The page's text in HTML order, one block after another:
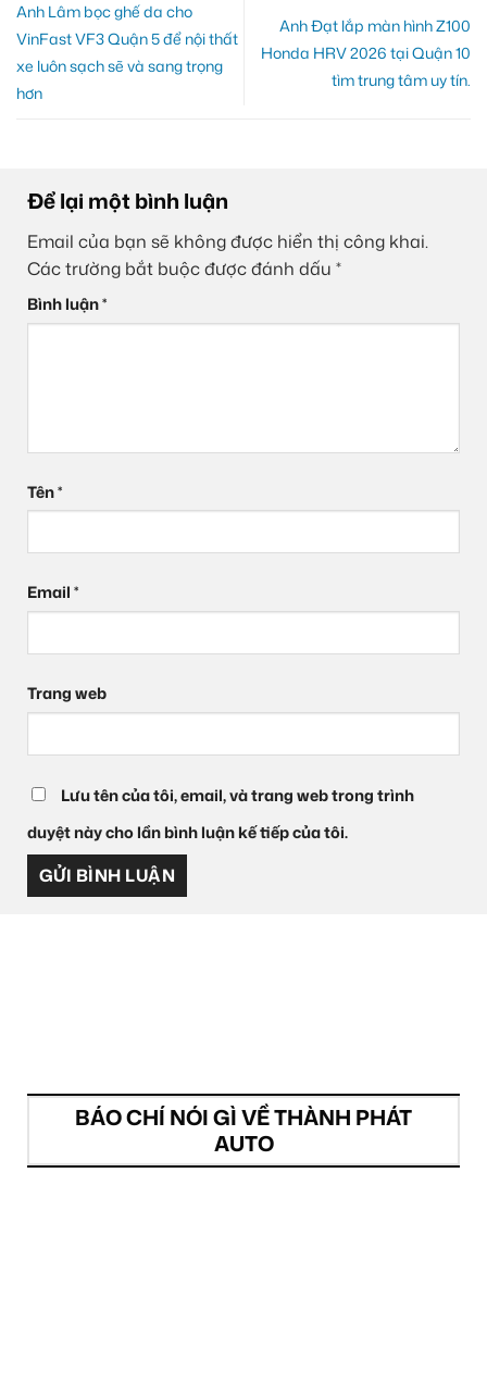
Anh Lâm bọc ghế da cho
VinFast VF3 Quận 5 để nội thất
xe luôn sạch sẽ và sang trọng
hơn
Anh Đạt lắp màn hình Z100
Honda HRV 2026 tại Quận 10
tìm trung tâm uy tín.
Để lại một bình luận
Email của bạn sẽ không được hiển thị công khai.
Các trường bắt buộc được đánh dấu *
Bình luận*
Tên*
Email*
Trang web
Lưu tên của tôi, email, và trang web trong trình
duyệt này cho lần bình luận kế tiếp của tôi.
BÁO CHÍ NÓI GÌ VỀ THÀNH PHÁT
AUTO